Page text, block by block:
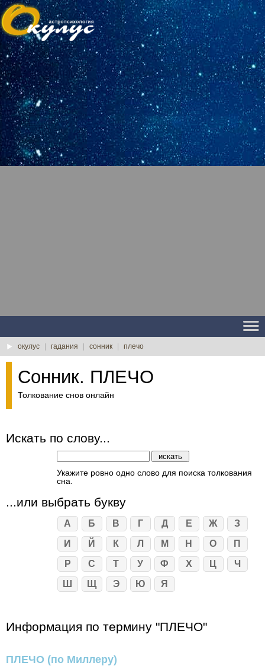
окулус гадания сонник плечо
Сонник. ПЛЕЧО
Толкование снов онлайн
Искать по слову...
Укажите ровно одно слово для поиска толкования
сна.
...или выбрать букву
А Б В Г Д Е Ж
З
И
Й К Л М Н О
П
Р
С Т У Ф Х Ц
Ч
Ш
Щ Э Ю Я
Информация по термину "ПЛЕЧО"
ПЛЕЧО (по Миллеру)